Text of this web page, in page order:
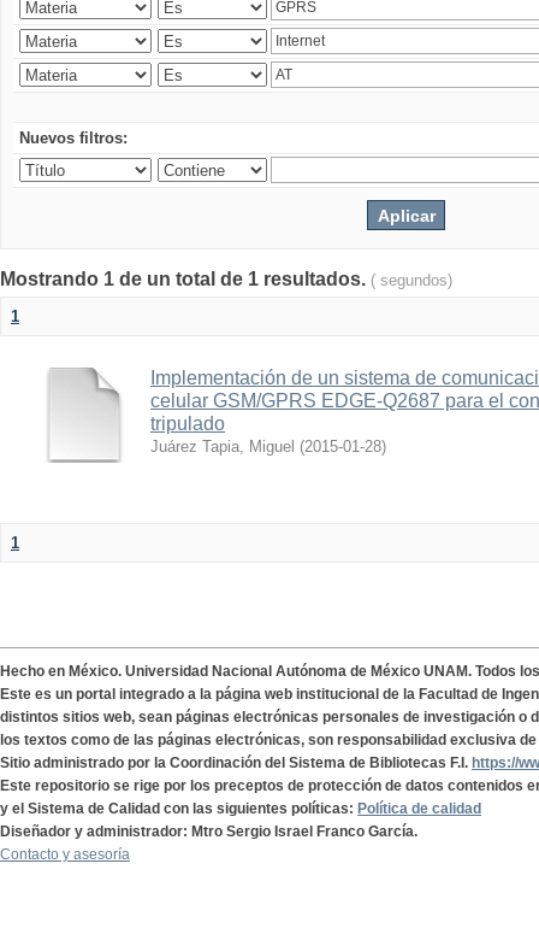
Nuevos filtros:
Mostrando 1 de un total de 1 resultados. ( segundos)
1
Implementación de un sistema de
celular GSM/GPRS EDGE-Q2687 para el
tripulado
Juárez Tapia, Miguel (2015-01-28)
1
Hecho en México. Universidad Nacional Autónoma de México UNAM. Todos
Este es un portal integrado a la página web institucional de la Facultad de
distintos sitios web, sean páginas electrónicas personales de investigación o
los textos como de las páginas electrónicas, son responsabilidad exclusiva
Sitio administrado por la Coordinación del Sistema de Bibliotecas F.I. https://
Este repositorio se rige por los preceptos de protección de datos contenidos
y el Sistema de Calidad con las siguientes políticas: Política de calidad
Diseñador y administrador: Mtro Sergio Israel Franco García.
Contacto y asesoría